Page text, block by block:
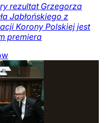
rezultat Grzegorza
Jabłońskiego z
Korony Polskiej jest
premiera